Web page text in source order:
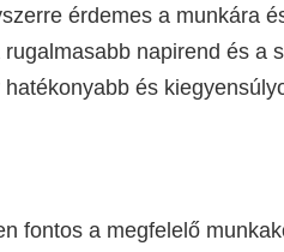
érdemes a munkára
napirend és a
és
fontos a megfelelő